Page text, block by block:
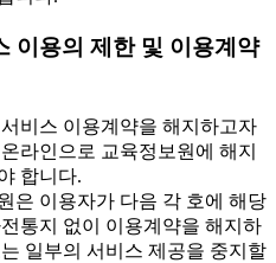
이용의 제한 및 이용계약
비스 이용계약을 해지하고자
라인으로 교육정보원에 해지
합니다.
은 이용자가 다음 각 호에 해당
통지 없이 이용계약을 해지하
일부의 서비스 제공을 중지할